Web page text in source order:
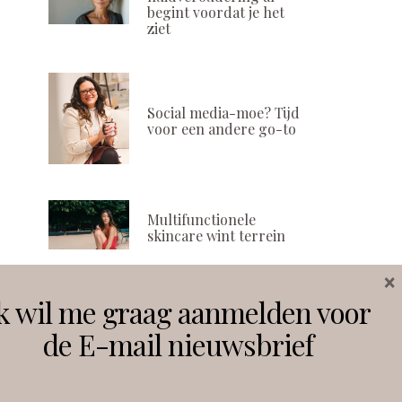
begint voordat je het
ziet
Social media-moe? Tijd
voor een andere go-to
Multifunctionele
skincare wint terrein
Volg ons
wil me graag aanmelden voor
de E-mail nieuwsbrief
×